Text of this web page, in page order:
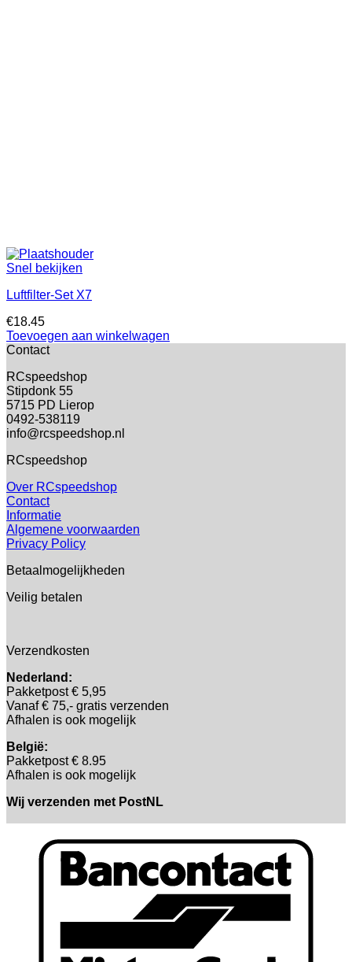
Snel bekijken
Luftfilter-Set X7
€18.45
Toevoegen aan winkelwagen
Contact
RCspeedshop
Stipdonk 55
5715 PD Lierop
0492-538119
info@rcspeedshop.nl
RCspeedshop
Over RCspeedshop
Contact
Informatie
Algemene voorwaarden
Privacy Policy
Betaalmogelijkheden
Veilig betalen
Verzendkosten
Nederland:
Pakketpost € 5,95
Vanaf € 75,- gratis verzenden
Afhalen is ook mogelijk
België:
Pakketpost € 8.95
Afhalen is ook mogelijk
Wij verzenden met PostNL